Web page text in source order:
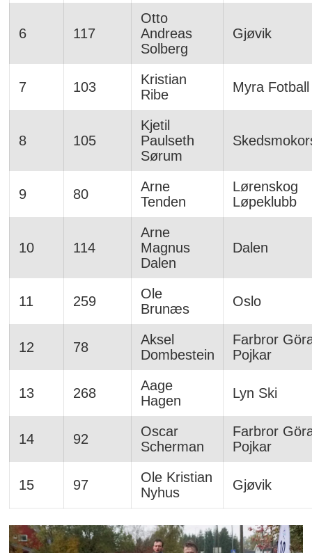
6 117
Otto
Andreas
Solberg
Gjøvik
7 103
Kristian
Ribe
Myra Fotball
8 105
Kjetil
Paulseth
Sørum
9 80
Arne
Tenden
Lørenskog
Løpeklubb
10 114
Arne
Magnus
Dalen
Dalen
11 259
Ole
Brunæs
Oslo
12 78
Aksel
Dombestein
Farbror
Pojkar
13 268
Aage
Hagen
Lyn Ski
14 92
Oscar
Scherman
Farbror
Pojkar
15 97
Ole Kristian
Nyhus
Gjøvik